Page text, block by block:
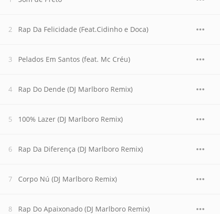
Rap Da Felicidade (Feat.Cidinho e Doca)
Pelados Em Santos (feat. Mc Créu)
Rap Do Dende (DJ Marlboro Remix)
100% Lazer (DJ Marlboro Remix)
Rap Da Diferença (DJ Marlboro Remix)
Corpo Nú (DJ Marlboro Remix)
Rap Do Apaixonado (DJ Marlboro Remix)